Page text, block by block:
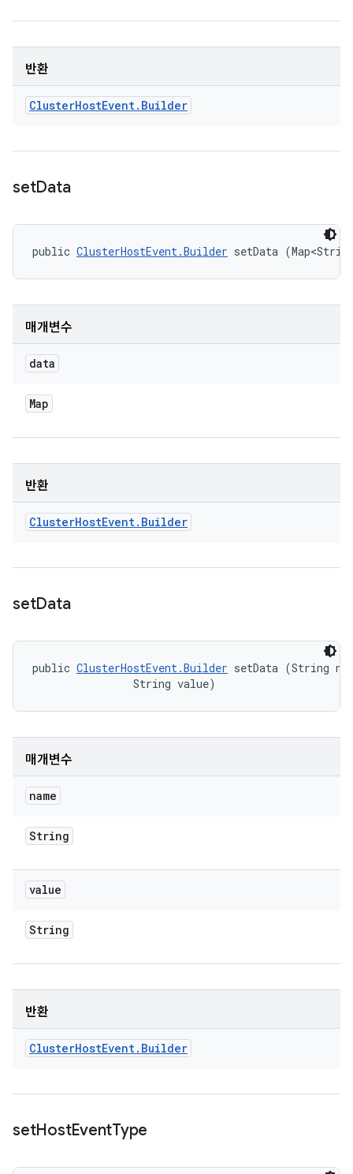
반환
ClusterHostEvent. Builder
setData
public ClusterHostEvent.Builder setData
매개변수
data
Map
반환
ClusterHostEvent. Builder
setData
public ClusterHostEvent.Builder setData (String
                String value)
매개변수
name
String
value
String
반환
ClusterHostEvent. Builder
setHostEventType